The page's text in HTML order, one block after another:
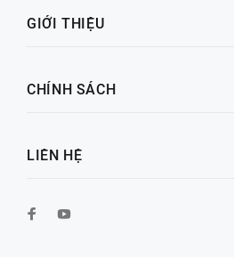
GIỚI THIỆU
CHÍNH SÁCH
LIÊN HỆ